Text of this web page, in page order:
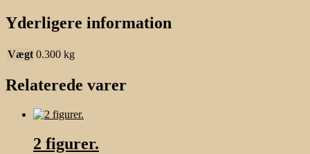
Yderligere information
Vægt 0.300 kg
Relaterede varer
2 figurer.